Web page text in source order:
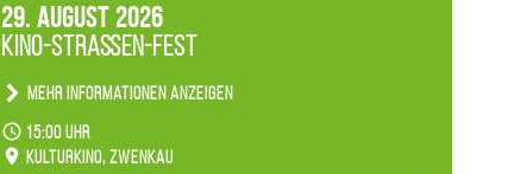
29. August 2026
Kino-Straßen-Fest
Mehr Informationen anzeigen
Konzert unserer Zwenkauer Schüler und
Schülerinnen zum Fest des Kulturkinos.
15:00 Uhr
Kulturkino, Zwenkau